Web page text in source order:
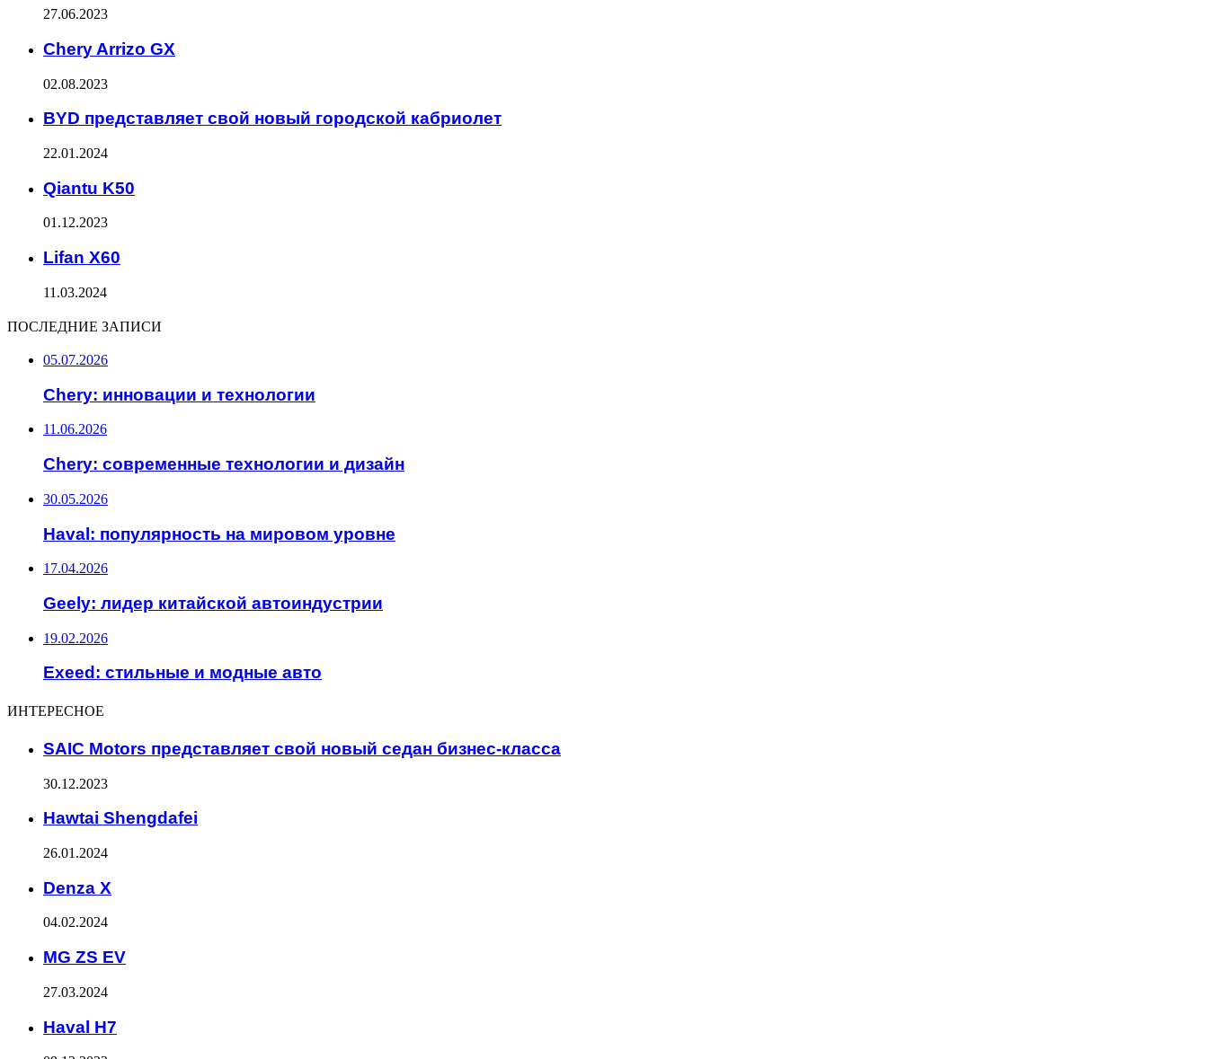
27.06.2023
Chery Arrizo GX
02.08.2023
BYD представляет свой новый городской кабриолет
22.01.2024
Qiantu K50
01.12.2023
Lifan X60
11.03.2024
ПОСЛЕДНИЕ ЗАПИСИ
05.07.2026
Chery: инновации и технологии
11.06.2026
Chery: современные технологии и дизайн
30.05.2026
Haval: популярность на мировом уровне
17.04.2026
Geely: лидер китайской автоиндустрии
19.02.2026
Exeed: стильные и модные авто
ИНТЕРЕСНОЕ
SAIC Motors представляет свой новый седан бизнес-класса
30.12.2023
Hawtai Shengdafei
26.01.2024
Denza X
04.02.2024
MG ZS EV
27.03.2024
Haval H7